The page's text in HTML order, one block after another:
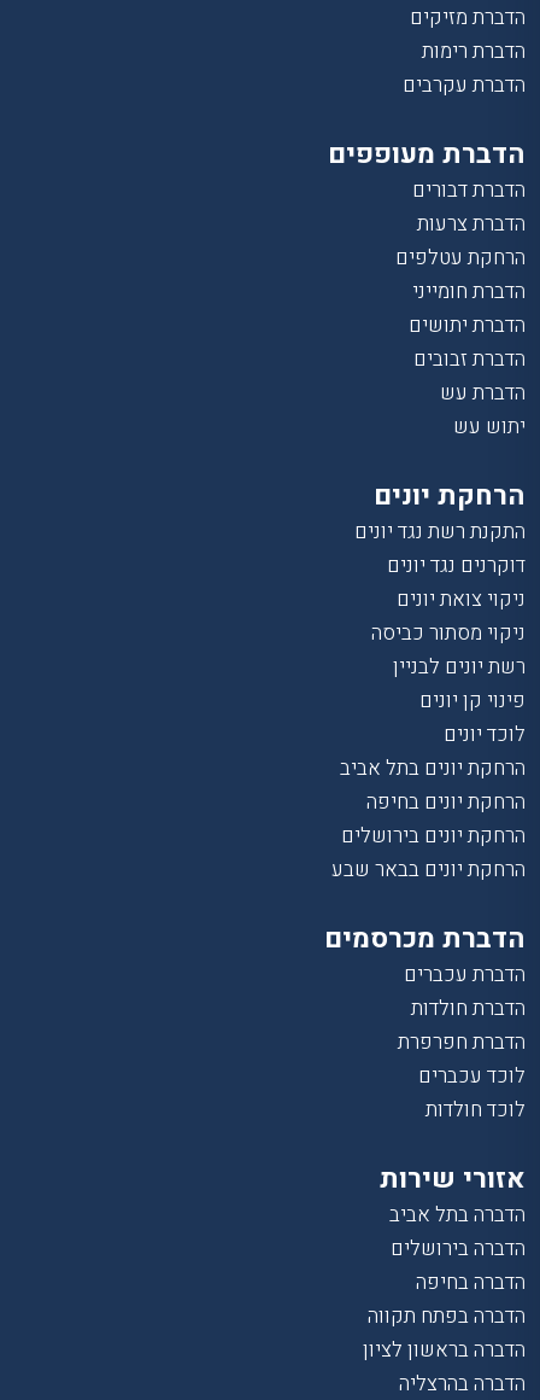
הדברת מזיקים
הדברת רימות
הדברת עקרבים
הדברת מעופפים
הדברת דבורים
הדברת צרעות
הרחקת עטלפים
הדברת חומייני
הדברת יתושים
הדברת זבובים
הדברת עש
יתוש עש
הרחקת יונים
התקנת רשת נגד יונים
דוקרנים נגד יונים
ניקוי צואת יונים
ניקוי מסתור כביסה
רשת יונים לבניין
פינוי קן יונים
לוכד יונים
הרחקת יונים בתל אביב
הרחקת יונים בחיפה
הרחקת יונים בירושלים
הרחקת יונים בבאר שבע
הדברת מכרסמים
הדברת עכברים
הדברת חולדות
הדברת חפרפרת
לוכד עכברים
לוכד חולדות
אזורי שירות
הדברה בתל אביב
הדברה בירושלים
הדברה בחיפה
הדברה בפתח תקווה
הדברה בראשון לציון
הדברה בהרצליה